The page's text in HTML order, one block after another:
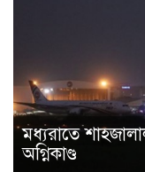
মধ্যরাতে
অগ্নিকাণ্ড